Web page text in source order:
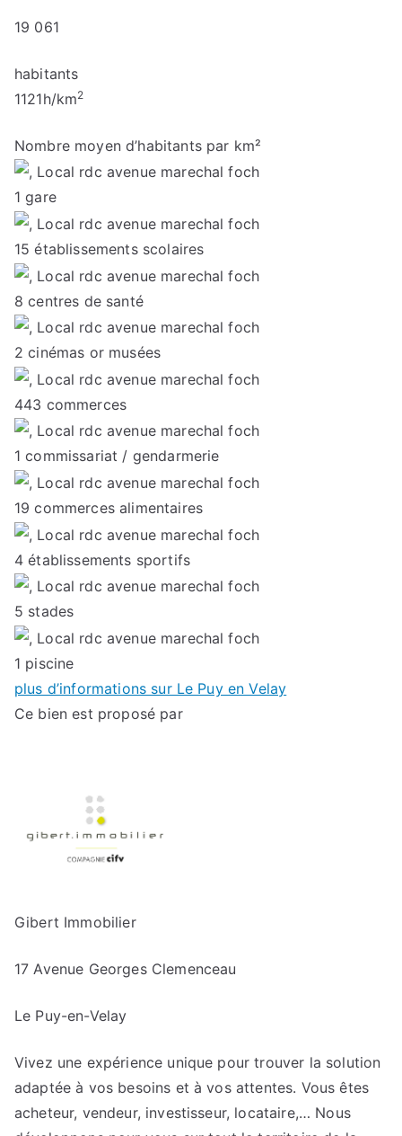
19 061
habitants
1121h/km2
Nombre moyen d’habitants par km²
1gare
15établissements scolaires
8centres de santé
2cinémas or musées
443 commerces
1commissariat / gendarmerie
19commerces alimentaires
4établissements sportifs
5 stades
1 piscine
plus d’informations sur Le Puy en Velay
Ce bien est proposé par
Gibert Immobilier
17 Avenue Georges Clemenceau
Le Puy-en-Velay
Vivez une expérience unique pour trouver la solution
adaptée à vos besoins et à vos attentes. Vous êtes
acheteur, vendeur, investisseur, locataire,… Nous